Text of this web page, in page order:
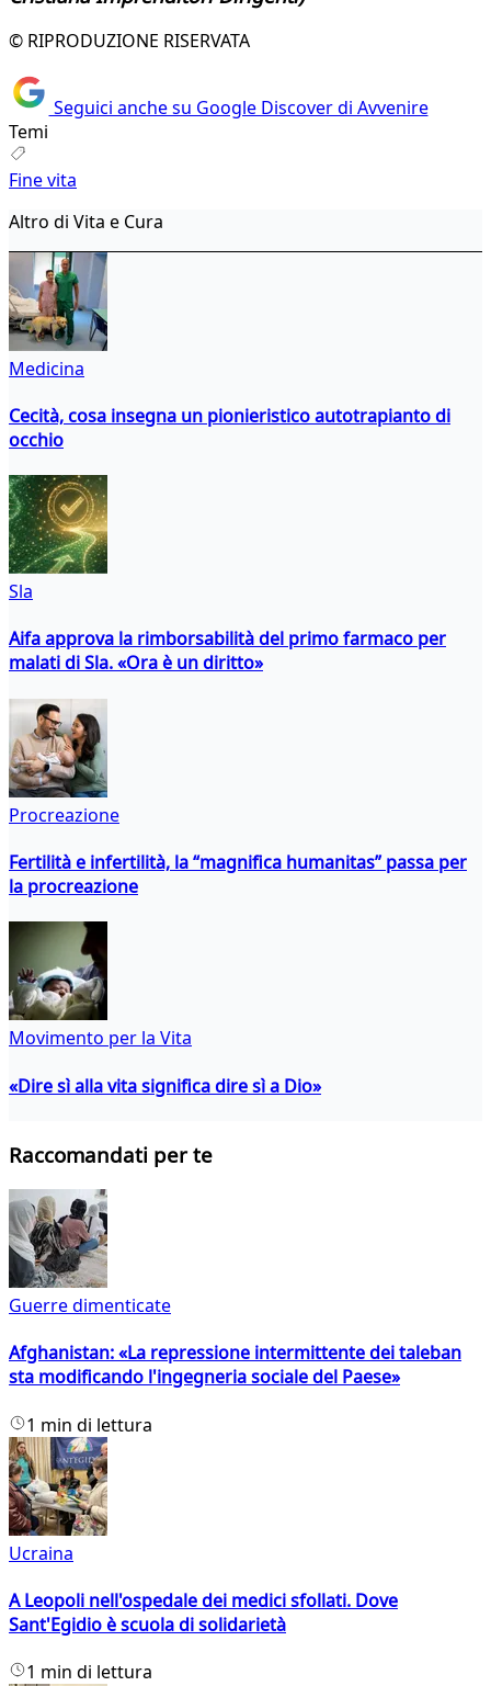
© RIPRODUZIONE RISERVATA
Seguici anche su Google Discover di Avvenire
Temi
Fine vita
Altro di Vita e Cura
Medicina
Cecità, cosa insegna un pionieristico autotrapianto di
occhio
Sla
Aifa approva la rimborsabilità del primo farmaco per
malati di Sla. «Ora è un diritto»
Procreazione
Fertilità e infertilità, la “magnifica humanitas” passa per
la procreazione
Movimento per la Vita
«Dire sì alla vita significa dire sì a Dio»
Raccomandati per te
Guerre dimenticate
Afghanistan: «La repressione intermittente dei taleban
sta modificando l'ingegneria sociale del Paese»
1 min di lettura
Ucraina
A Leopoli nell'ospedale dei medici sfollati. Dove
Sant'Egidio è scuola di solidarietà
1 min di lettura